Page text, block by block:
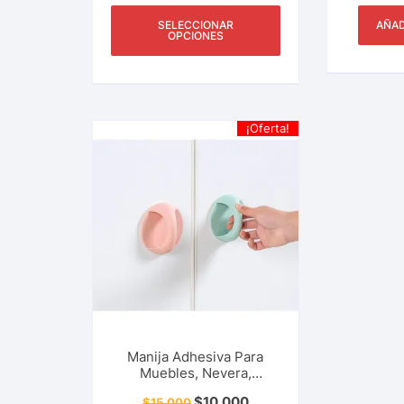
SELECCIONAR
OPCIONES
¡Oferta!
Manija Adhesiva Para
Muebles, Nevera,